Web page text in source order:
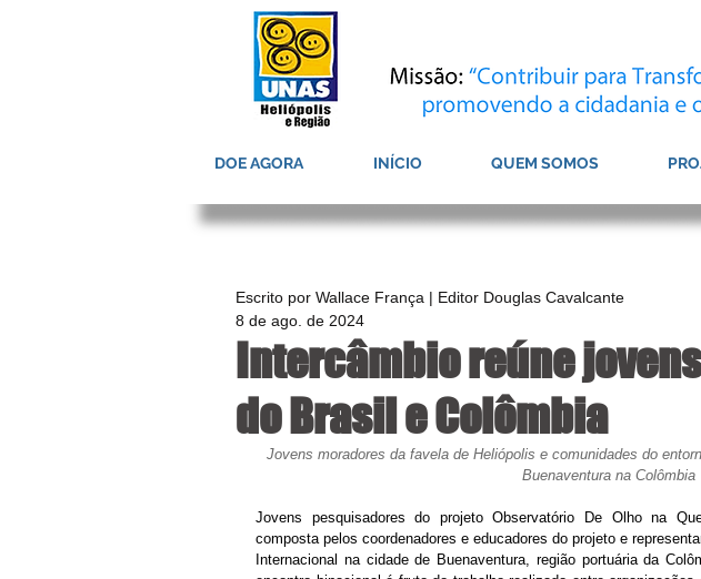
DOE AGORA INÍCIO QUEM SOMOS
Intercâmbio reúne
do Brasil e Colômbia
Escrito por Wallace França | Editor Douglas Cavalcante
8 de ago. de 2024
Jovens moradores da favela de Heliópolis e comunidades do
Buenaventura na Colômbia
Jovens pesquisadores do projeto Observatório De Olho na
composta pelos coordenadores e educadores do projeto e
Internacional na cidade de Buenaventura, região portuária da